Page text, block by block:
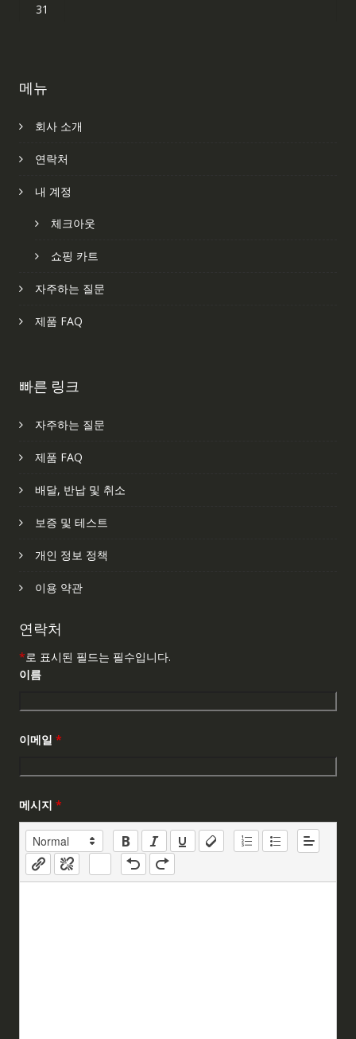
31
메뉴
회사 소개
연락처
내 계정
체크아웃
쇼핑 카트
자주하는 질문
제품 FAQ
빠른 링크
자주하는 질문
제품 FAQ
배달, 반납 및 취소
보증 및 테스트
개인 정보 정책
이용 약관
연락처
*로 표시된 필드는 필수입니다.
이름
이메일 *
메시지 *